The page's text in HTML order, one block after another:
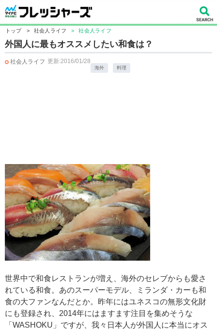
トップ > 社会人ライフ > 社会人ライフ
外国人に最もオススメしたい和食は？
社会人ライフ 更新:2016/01/28
海外 料理
世界中で和食レストランが増え、海外のセレブからも愛さ
れている和食。あのスーパーモデル、ミランダ・カーも和
食の大ファンなんだとか。昨年にはユネスコの無形文化財
にも登録され、2014年にはますます注目を集めそうな
「WASHOKU」ですが、我々日本人が外国人に本当にオス